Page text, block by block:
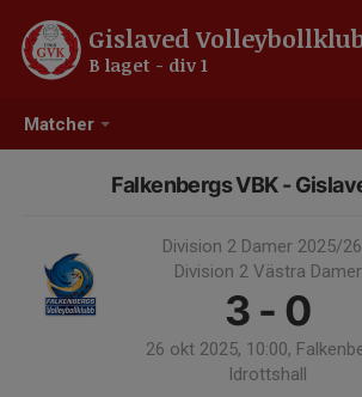
Matcher
Gislaved
B laget - div 1
Falkenbergs VBK -
Division 2 Damer 2025/
Division 2 Västra Damer
3 - 0
26 okt 2025, 10:00,
Idrottshall